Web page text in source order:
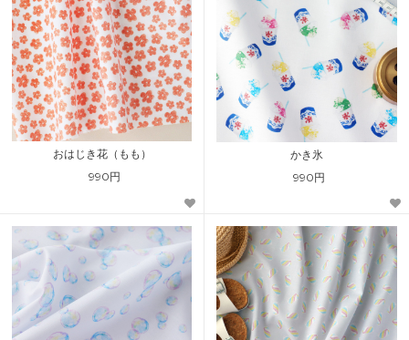
おはじき花（もも）
990円
かき氷
990円